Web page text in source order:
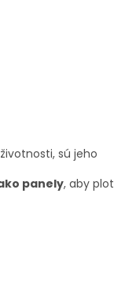
sú jeho
panely, aby plot